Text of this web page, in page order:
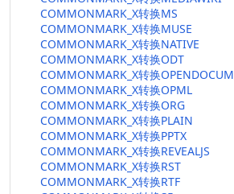
COMMONMARK_X转换MS
COMMONMARK_X转换MUSE
COMMONMARK_X转换NATIVE
COMMONMARK_X转换ODT
COMMONMARK_X转换
COMMONMARK_X转换OPML
COMMONMARK_X转换ORG
COMMONMARK_X转换PLAIN
COMMONMARK_X转换PPTX
COMMONMARK_X转换REVEALJS
COMMONMARK_X转换RST
COMMONMARK_X转换RTF